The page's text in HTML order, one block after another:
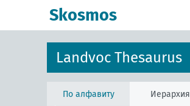
Skosmos
Landvoc Thesaurus
По алфавиту Иерархия